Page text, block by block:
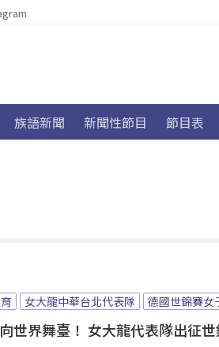
族語新聞 新聞性節目 節目表
女大龍中華台北代表隊 德國世錦賽女
世界舞臺！ 女大龍代表隊出征